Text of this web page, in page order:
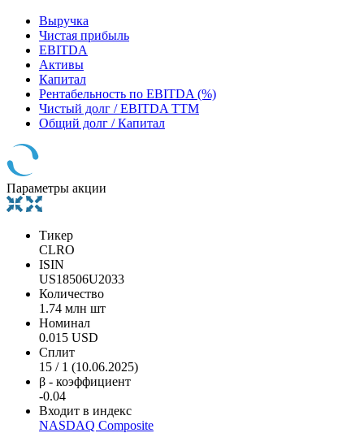
Выручка
Чистая прибыль
EBITDA
Активы
Капитал
Рентабельность по EBITDA (%)
Чистый долг / EBITDA TTM
Общий долг / Капитал
Параметры акции
Тикер
CLRO
ISIN
US18506U2033
Количество
1.74 млн шт
Номинал
0.015 USD
Сплит
15 / 1 (10.06.2025)
β - коэффициент
-0.04
Входит в индекс
NASDAQ Composite